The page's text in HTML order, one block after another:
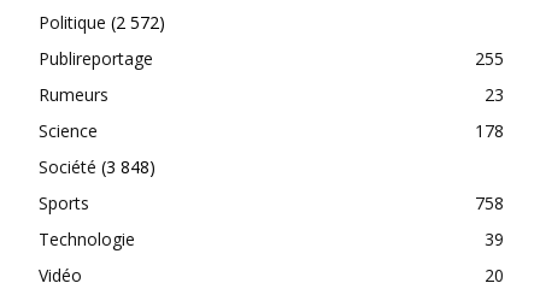
Politique (2 572)
Publireportage
255
Rumeurs
23
Science
178
Société (3 848)
Sports
758
Technologie
39
Vidéo
20